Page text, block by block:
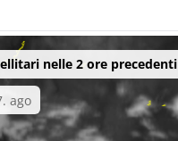
nelle 2 ore precedenti
ago